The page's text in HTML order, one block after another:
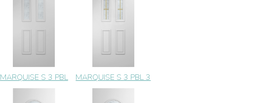
MARQUISE S 3 PBL MARQUISE S 3 PBL 3